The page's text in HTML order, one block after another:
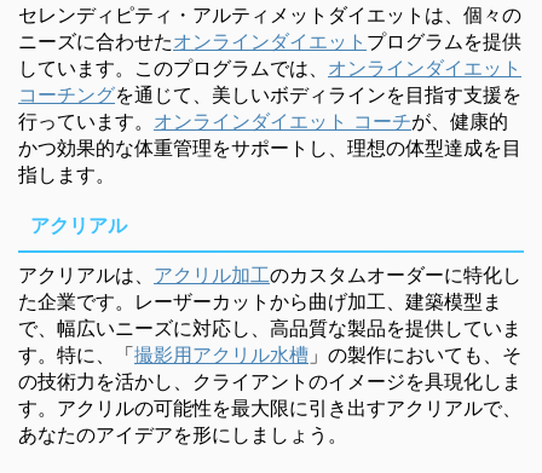
セレンディピティ・アルティメットダイエットは、個々の
ニーズに合わせたオンラインダイエット プログラムを提供
しています。このプログラムでは、 オンラインダイエット
コーチングを通じて、美しいボディラインを目指す支援を
行っています。 オンラインダイエット コーチが、健康的
かつ効果的な体重管理をサポートし、理想の体型達成を目
指します。
アクリアル
アクリアルは、 アクリル加工のカスタムオーダーに特化し
た企業です。レーザーカットから曲げ加工、建築模型ま
で、幅広いニーズに対応し、高品質な製品を提供していま
す。特に、「撮影用アクリル水槽 」の製作においても、そ
の技術力を活かし、クライアントのイメージを具現化しま
す。アクリルの可能性を最大限に引き出すアクリアルで、
あなたのアイデアを形にしましょう。